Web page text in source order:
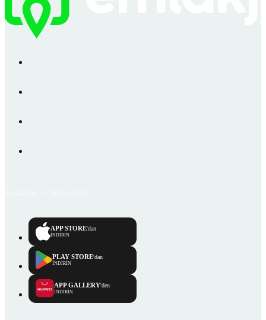
APP STORE'dan
İNDİRİN
PLAY STORE'dan
İNDİRİN
APP GALLERY'den
İNDİRİN